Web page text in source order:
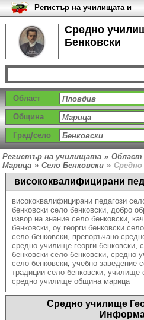
Средно
Бенковски
Регистър на училищата и
университетите в България
Област
Община
Град/село
Регистър на училищата » Област
Марица » Село Бенковски » Средно
висококвалифицирани
висококвалифицирани педагози
бенковски село бенковски, добро
извор на знание село бенковски,
бенковски, оу георги бенковски
село бенковски, препоръчано
средно училище георги бенковски,
бенковски село бенковски, средно
село бенковски, учебно заведение
традиции село бенковски, училище
средно училище община марица
Средно училище